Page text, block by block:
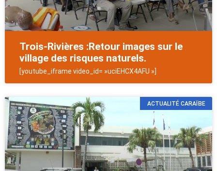
Trois-Rivières :Retour images sur le
village des risques naturels.
[youtube_iframe video_id= »uciEHCX4AFU »]
ACTUALITÉ CARAÏBE